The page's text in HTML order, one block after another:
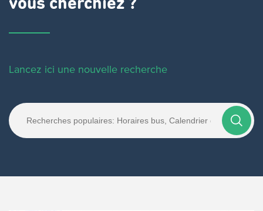
vous cherchiez ?
Lancez ici une nouvelle recherche